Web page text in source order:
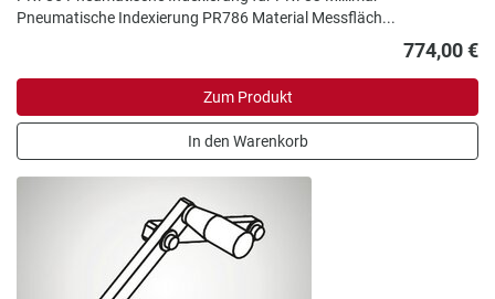
Pneumatische Indexierung PR786 Material Messfläch...
774,00 €
Zum Produkt
In den Warenkorb